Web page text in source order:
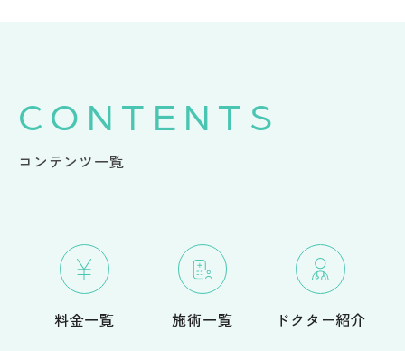
CONTENTS
コンテンツ一覧
料金一覧 施術一覧 ドクター紹介